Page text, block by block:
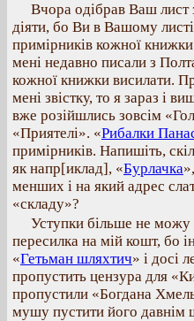
Вчора одібрав Ваш
діяти, бо Ви в Вашому
примірників кожної
мені недавно писали з
кожної книжки висилати.
мені звістку, то я зараз і
вже розійшлись зовсім
«Приятелі». «Рибалки
примірників. Напишіть,
як напр[иклад], «Бурлачка
менших і на який адрес
«складу»?
Уступки більше не можу
пересилка на мій кошт, бо
«Гетьман шляхтич» і досі
пропустить цензура для
пропустили «Богдана
мушу пустити його давнім